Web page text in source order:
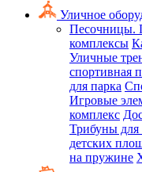
Уличное
Песочницы.
комплексы
Уличные
спортивная
для парка
Игровые
комплекс
Трибуны для
детских
на пружине